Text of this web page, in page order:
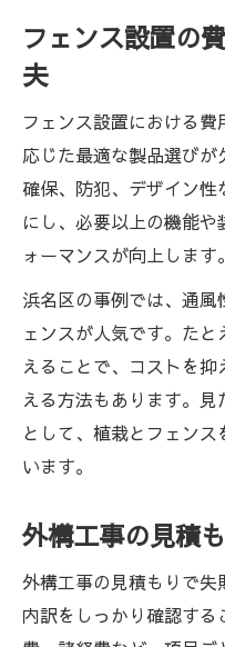
フェンス設置の
夫
フェンス設置における
応じた最適な製品選び
確保、防犯、デザイン
にし、必要以上の機能
ォーマンスが向上します。
浜名区の事例では、通風
ェンスが人気です。た
えることで、コストを
える方法もあります。
として、植栽とフェン
います。
外構工事の見積
外構工事の見積もりで
内訳をしっかり確認する